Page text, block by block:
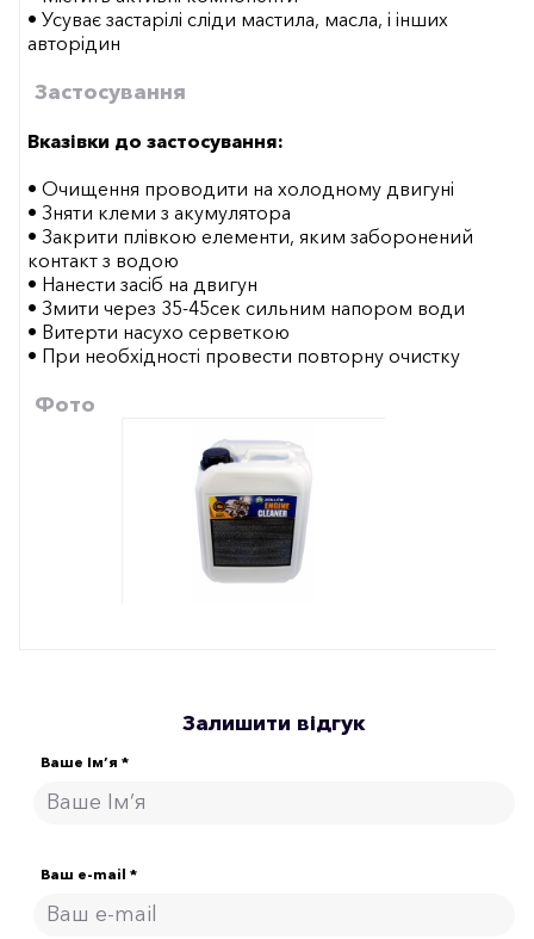
• Усуває застарілі сліди мастила, масла, і інших
авторідин
Застосування
Вказівки до застосування:
• Очищення проводити на холодному двигуні
• Зняти клеми з акумулятора
• Закрити плівкою елементи, яким заборонений
контакт з водою
• Нанести засіб на двигун
• Змити через 35-45сек сильним напором води
• Витерти насухо серветкою
• При необхідності провести повторну очистку
Фото
Залишити відгук
Ваше Ім’я *
Ваш e-mail *